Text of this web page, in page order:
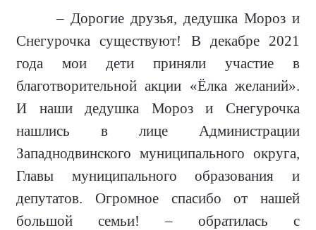
– Дорогие друзья, дедушка Мороз и
Снегурочка существуют! В декабре 2021
года мои дети приняли участие в
благотворительной акции «Ёлка желаний».
И наши дедушка Мороз и Снегурочка
нашлись в лице Администрации
Западнодвинского муниципального округа,
Главы муниципального образования и
депутатов. Огромное спасибо от нашей
большой семьи! – обратилась с